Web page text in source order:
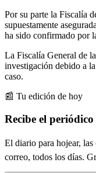
Por su parte la Fiscalía
supuestamente
ha sido confirmado por
La Fiscalía General de
investigación debido a
caso.
📰 Tu edición de hoy
Recibe el
El diario para hojear,
correo, todos los días.